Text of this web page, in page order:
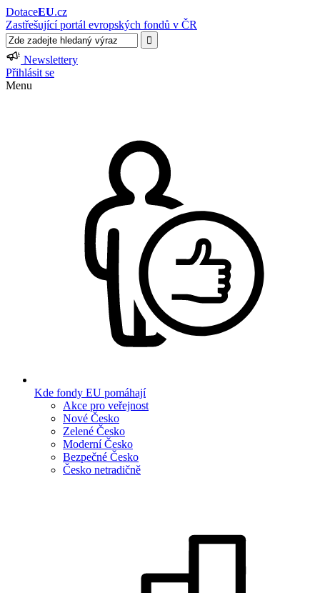
DotaceEU.cz
Zastřešující portál evropských fondů v ČR
Newslettery
Přihlásit se
Menu
Kde fondy EU pomáhají
Akce pro veřejnost
Nové Česko
Zelené Česko
Moderní Česko
Bezpečné Česko
Česko netradičně